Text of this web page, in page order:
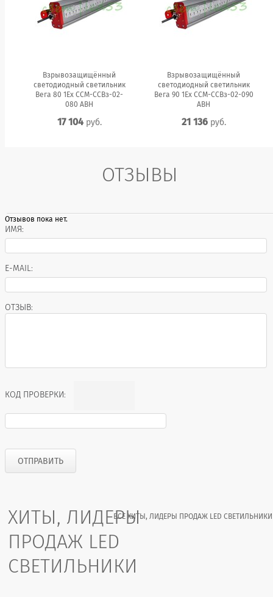
Взрывозащищённый
светодиодный светильник
Вега 80 1Ex ССМ-ССВз-02-
080 АВН
17 104руб.
Взрывозащищённый
светодиодный светильник
Вега 90 1Ex ССМ-ССВз-02-090
АВН
21 136руб.
ОТЗЫВЫ
Отзывов пока нет.
ИМЯ:
E-MAIL:
ОТЗЫВ:
КОД ПРОВЕРКИ:
ХИТЫ, ЛИДЕРЫ
ПРОДАЖ LED
СВЕТИЛЬНИКИ
ВСЕ ХИТЫ, ЛИДЕРЫ ПРОДАЖ LED СВЕТИЛЬНИКИ